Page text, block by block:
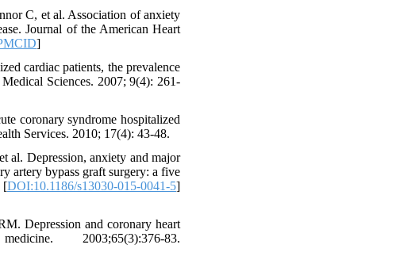
C, et al. Association of anxiety
Journal of the American Heart
]
cardiac patients, the prevalence
Sciences. 2007; 9(4): 261-
coronary syndrome hospitalized
Services. 2010; 17(4): 43-48.
al. Depression, anxiety and major
artery bypass graft surgery: a five
[DOI:10.1186/s13030-015-0041-5]
Depression and coronary heart
2003;65(3):376-83.